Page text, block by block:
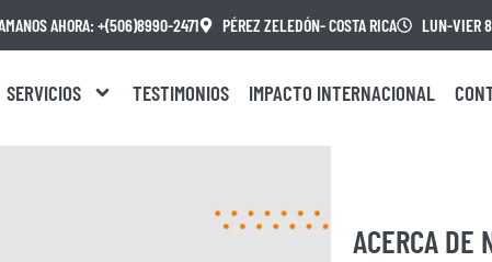
AHORA: +(506)8990-2471 PÉREZ ZELEDÓN- COSTA RICA LUN-VIER
SERVICIOS TESTIMONIOS IMPACTO INTERNACIONAL
ACERCA DE